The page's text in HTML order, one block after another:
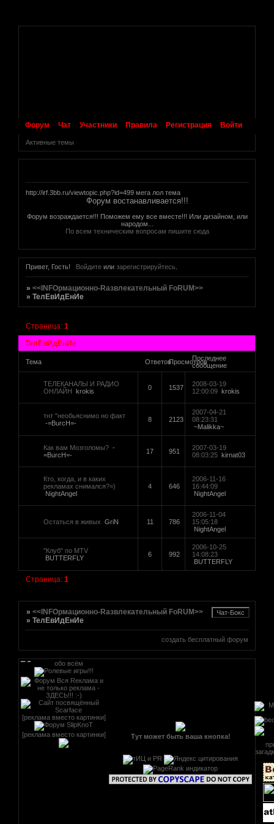
Форум Чат Участники Правила Регистрация Войти
Активные темы
http://irf.3bb.ru/viewtopic.php?id=499 мега лол тема
Форум востанавливается!!!
Форум возраждается!!! Поможем ему все вместе!!! Или дизайном, или
народом...
По всем техническим вопросам пишите сюда
Привет, Гость! Войдитеили зарегистрируйтесь.
»<<INFOрмационно-Rазвлекательный FoRUM>>
»ТелЕвИдЕнИе
ТелЕвИдЕнИе
Страница:1
Тема ОтветовПросмотровПоследнее
сообщение
ТЕЛЕКАНАЛЫ И РАДИО
ОНЛАЙН
krokis 0 1537
2008-03-19
12:00:09 krokis
тнт "необьяснимо но факт
-=BurcH=-
8 2123
2007-04-21
08:23:31
~Malikka~
Как вам Мозголомы? -
=BurcH=-
17 951
2007-03-19
08:03:25 kirnat03
Кто, когда, и в каких
рекламах снимался?=)
NightAngel
4 646
2006-11-16
16:44:09
NightAngel
Остаться в живых GriN 11 786
2006-11-04
15:05:18
NightAngel
"Клуб" по MTV
BUTTERFLY
6 992
2006-10-25
14:08:23
BUTTERFLY
Страница:1
»<<INFOрмационно-Rазвлекательный FoRUM>>
»ТелЕвИдЕнИе
создать бесплатный форум
[реклама вместо картинки]
href="http://altmetal.mybb.ru"
[реклама вместо картинки]
[реклама вместо картинки]
[реклама вместо картинки]
[реклама вместо картинки]
Тут может быть ваша кнопка!